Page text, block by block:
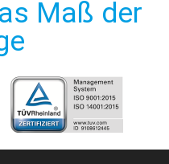
Maß der